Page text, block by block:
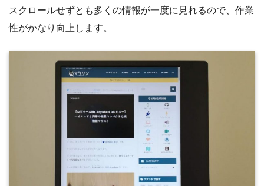
スクロールせずとも多くの情報が一度に見れるので、作業
性がかなり向上します。